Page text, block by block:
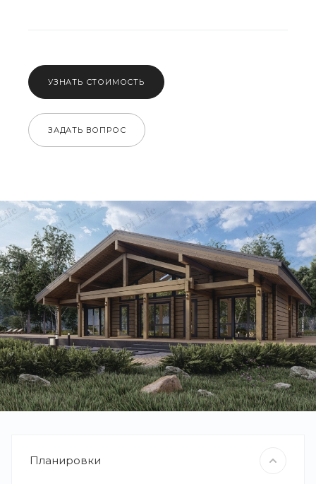
УЗНАТЬ СТОИМОСТЬ
ЗАДАТЬ ВОПРОС
Планировки